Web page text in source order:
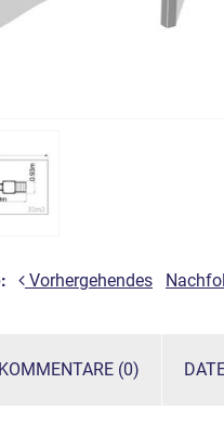
Vorhergehendes
(0)